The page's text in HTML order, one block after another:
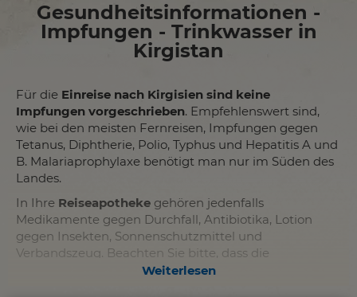
Gesundheitsinformationen -
Impfungen - Trinkwasser in
Kirgistan
Für die Einreise nach Kirgisien sind keine
Impfungen vorgeschrieben. Empfehlenswert sind,
wie bei den meisten Fernreisen, Impfungen gegen
Tetanus, Diphtherie, Polio, Typhus und Hepatitis A und
B. Malariaprophylaxe benötigt man nur im Süden des
Landes.
In Ihre Reiseapotheke gehören jedenfalls
Medikamente gegen Durchfall, Antibiotika, Lotion
gegen Insekten, Sonnenschutzmittel und
Verbandszeug. Beachten Sie bitte, dass die
medizinische Versorgung in Kirgisien nicht dem
Weiterlesen